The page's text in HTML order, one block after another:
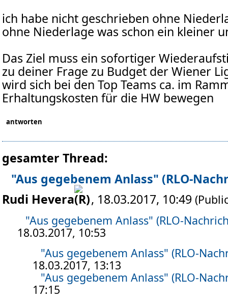
ich habe nicht geschrieben ohne
ohne Niederlage was schon ein kleiner
Das Ziel muss ein sofortiger
zu deiner Frage zu Budget der Wiener
wird sich bei den Top Teams ca. im
Erhaltungskosten für die HW bewegen
antworten
gesamter Thread:
"Aus gegebenem Anlass" (RLO-
Rudi Hevera
, 18.03.2017, 10:49
"Aus gegebenem Anlass" (RLO-
18.03.2017, 10:53
"Aus gegebenem Anlass" (RLO-
18.03.2017, 13:13
"Aus gegebenem Anlass" (RLO-
17:15